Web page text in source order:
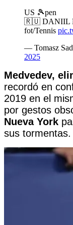
US 🎾pen
🇷🇺 DANIIL
fot/Tennis
— Tomasz
2025
Medvedev,
recordó en
2019 en el
por gestos
Nueva York
sus tormentas.